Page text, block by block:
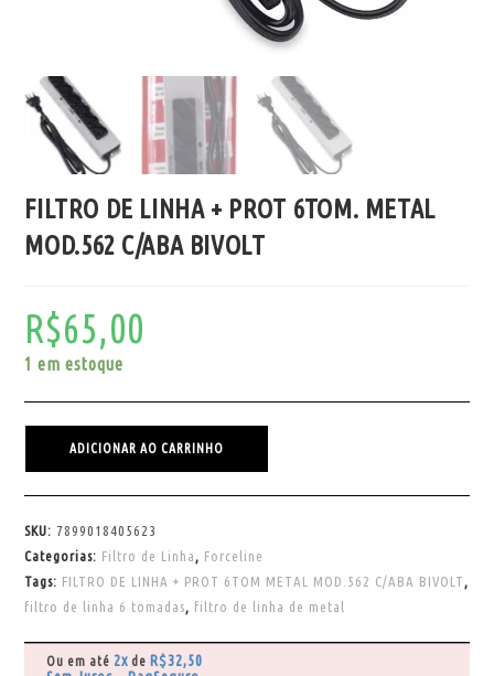
FILTRO DE LINHA + PROT 6TOM. METAL
MOD.562 C/ABA BIVOLT
R$65,00
1 em estoque
ADICIONAR AO CARRINHO
SKU: 7899018405623
Categorias: Filtro de Linha
Forceline
Tags: FILTRO DE LINHA + PROT 6TOM METAL MOD.562 C/ABA BIVOLT
filtro de linha 6 tomadas
filtro de linha de metal
Ou em até 2x de R$32,50